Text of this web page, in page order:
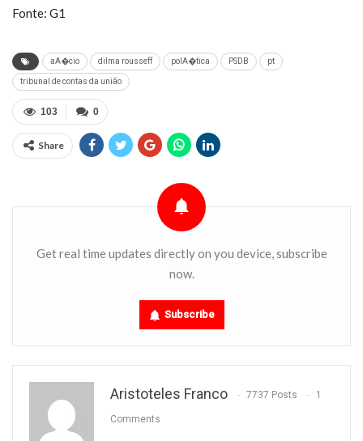
Fonte: G1
aA�cio dilma rousseff polA�tica PSDB pt
tribunal de contas da união
0
103
Share
Get real time updates directly on you device, subscribe
now.
Subscribe
Aristoteles Franco 7737 Posts 1
Comments